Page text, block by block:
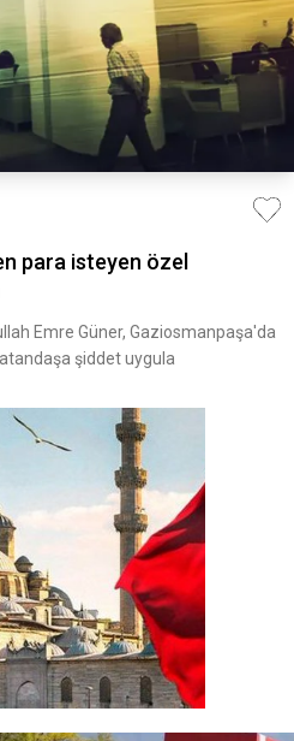
para isteyen özel
Emre Güner, Gaziosmanpaşa'da
şiddet uygula